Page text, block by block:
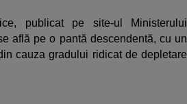
publicat pe site-ul Ministerului
află pe o pantă descendentă, cu un
cauza gradului ridicat de depletare